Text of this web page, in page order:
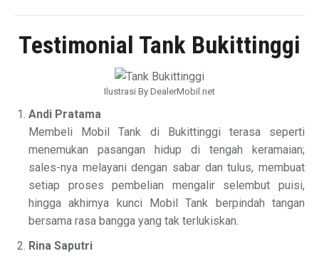
Testimonial Tank Bukittinggi
Ilustrasi By DealerMobil.net
Andi Pratama
Membeli Mobil Tank di Bukittinggi terasa seperti
menemukan pasangan hidup di tengah keramaian;
sales-nya melayani dengan sabar dan tulus, membuat
setiap proses pembelian mengalir selembut puisi,
hingga akhirnya kunci Mobil Tank berpindah tangan
bersama rasa bangga yang tak terlukiskan.
Rina Saputri